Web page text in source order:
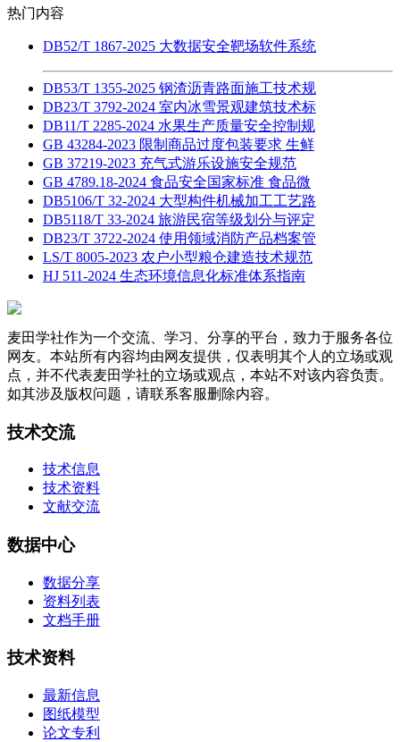
热门内容
DB52/T 1867-2025 大数据安全靶场软件系统
DB53/T 1355-2025 钢渣沥青路面施工技术规
DB23/T 3792-2024 室内冰雪景观建筑技术标
DB11/T 2285-2024 水果生产质量安全控制规
GB 43284-2023 限制商品过度包装要求 生鲜
GB 37219-2023 充气式游乐设施安全规范
GB 4789.18-2024 食品安全国家标准 食品微
DB5106/T 32-2024 大型构件机械加工工艺路
DB5118/T 33-2024 旅游民宿等级划分与评定
DB23/T 3722-2024 使用领域消防产品档案管
LS/T 8005-2023 农户小型粮仓建造技术规范
HJ 511-2024 生态环境信息化标准体系指南
麦田学社作为一个交流、学习、分享的平台，致力于服务各位
网友。本站所有内容均由网友提供，仅表明其个人的立场或观
点，并不代表麦田学社的立场或观点，本站不对该内容负责。
如其涉及版权问题，请联系客服删除内容。
技术交流
技术信息
技术资料
文献交流
数据中心
数据分享
资料列表
文档手册
技术资料
最新信息
图纸模型
论文专利